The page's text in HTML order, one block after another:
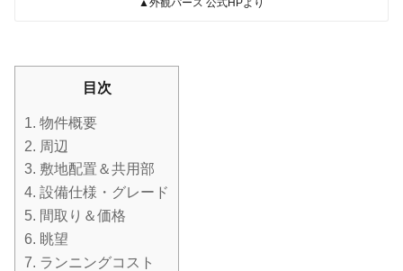
▲外観パース 公式HPより
目次
1. 物件概要
2. 周辺
3. 敷地配置＆共用部
4. 設備仕様・グレード
5. 間取り＆価格
6. 眺望
7. ランニングコスト